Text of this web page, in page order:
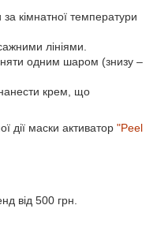
кімнатної температури
лініями.
одним шаром (знизу –
крем, що
дії маски активатор "Peel
від 500 грн.